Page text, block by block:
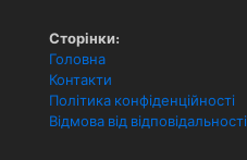
Сторінки:
Головна
Контакти
Політика конфіденційності
Відмова від відповідальності